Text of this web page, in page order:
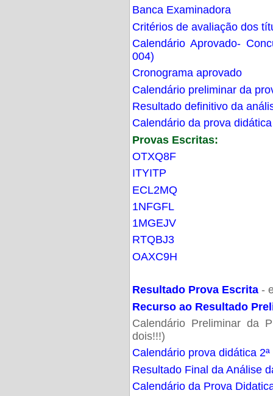
Banca Examinadora
Critérios de avaliação dos
Calendário Aprovado-
004)
Cronograma aprovado
Calendário preliminar da
Resultado definitivo da
Calendário da prova didática
Provas Escritas:
OTXQ8F
ITYITP
ECL2MQ
1NFGFL
1MGEJV
RTQBJ3
OAXC9H
Resultado Prova Escrita -
Recurso ao Resultado
Calendário Preliminar da
dois!!!)
Calendário prova didática
Resultado Final da Análise
Calendário da Prova